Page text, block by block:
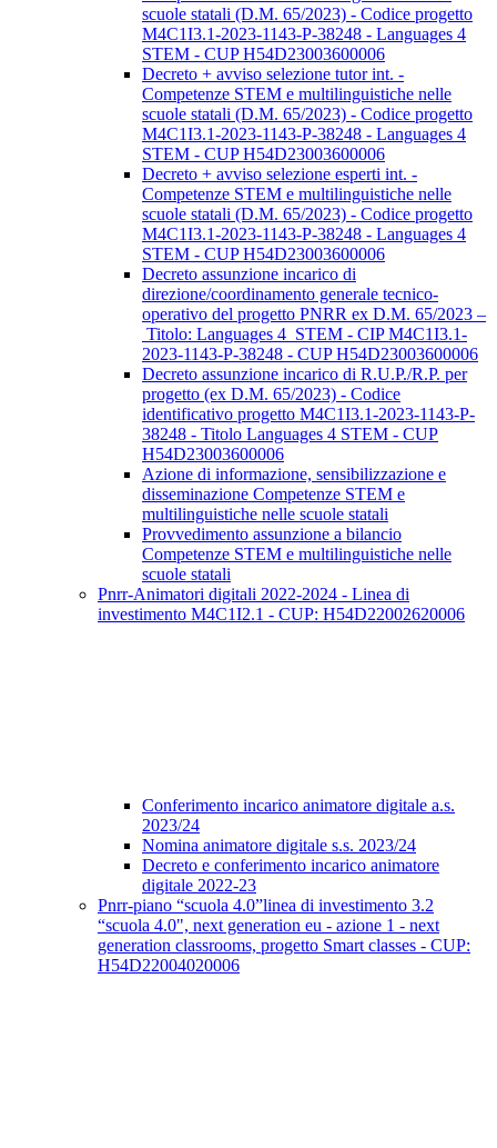
scuole statali (D.M. 65/2023) - Codice progetto
M4C1I3.1-2023-1143-P-38248 - Languages 4
STEM - CUP H54D23003600006
Decreto + avviso selezione tutor int. -
Competenze STEM e multilinguistiche nelle
scuole statali (D.M. 65/2023) - Codice progetto
M4C1I3.1-2023-1143-P-38248 - Languages 4
STEM - CUP H54D23003600006
Decreto + avviso selezione esperti int. -
Competenze STEM e multilinguistiche nelle
scuole statali (D.M. 65/2023) - Codice progetto
M4C1I3.1-2023-1143-P-38248 - Languages 4
STEM - CUP H54D23003600006
Decreto assunzione incarico di
direzione/coordinamento generale tecnico-
operativo del progetto PNRR ex D.M. 65/2023 –
Titolo: Languages 4 STEM - CIP M4C1I3.1-
2023-1143-P-38248 - CUP H54D23003600006
Decreto assunzione incarico di R.U.P./R.P. per
progetto (ex D.M. 65/2023) - Codice
identificativo progetto M4C1I3.1-2023-1143-P-
38248 - Titolo Languages 4 STEM - CUP
H54D23003600006
Azione di informazione, sensibilizzazione e
disseminazione Competenze STEM e
multilinguistiche nelle scuole statali
Provvedimento assunzione a bilancio
Competenze STEM e multilinguistiche nelle
scuole statali
Pnrr-Animatori digitali 2022-2024 - Linea di
investimento M4C1I2.1 - CUP: H54D22002620006
Conferimento incarico animatore digitale a.s.
2023/24
Nomina animatore digitale s.s. 2023/24
Decreto e conferimento incarico animatore
digitale 2022-23
Pnrr-piano “scuola 4.0”linea di investimento 3.2
“scuola 4.0", next generation eu - azione 1 - next
generation classrooms, progetto Smart classes - CUP:
H54D22004020006